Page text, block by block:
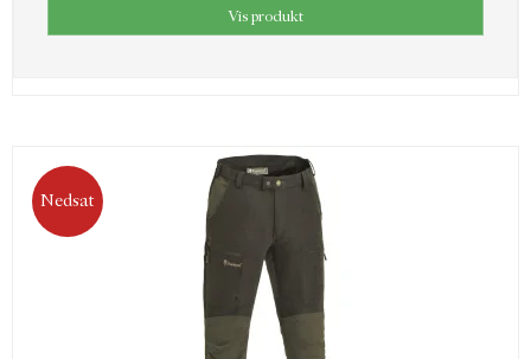
Vis produkt
Nedsat